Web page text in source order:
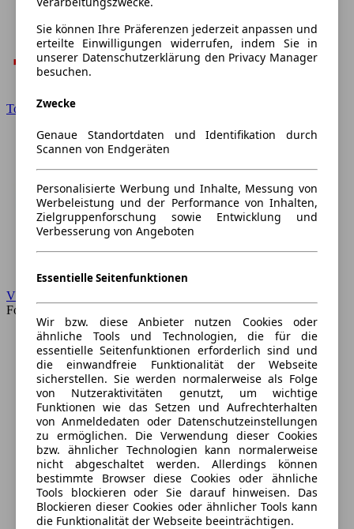
Toyota
VW
Forum
Sie können Ihre Präferenzen jederzeit anpassen und
erteilte Einwilligungen widerrufen, indem Sie in
unserer Datenschutzerklärung den Privacy Manager
besuchen.
Zwecke
Genaue Standortdaten und Identifikation durch
Scannen von Endgeräten
Personalisierte Werbung und Inhalte, Messung von
Werbeleistung und der Performance von Inhalten,
Zielgruppenforschung sowie Entwicklung und
Verbesserung von Angeboten
Essentielle Seitenfunktionen
Wir bzw. diese Anbieter nutzen Cookies oder
ähnliche Tools und Technologien, die für die
essentielle Seitenfunktionen erforderlich sind und
die einwandfreie Funktionalität der Webseite
sicherstellen. Sie werden normalerweise als Folge
von Nutzeraktivitäten genutzt, um wichtige
Funktionen wie das Setzen und Aufrechterhalten
von Anmeldedaten oder Datenschutzeinstellungen
zu ermöglichen. Die Verwendung dieser Cookies
bzw. ähnlicher Technologien kann normalerweise
nicht abgeschaltet werden. Allerdings können
bestimmte Browser diese Cookies oder ähnliche
Tools blockieren oder Sie darauf hinweisen. Das
Blockieren dieser Cookies oder ähnlicher Tools kann
die Funktionalität der Webseite beeinträchtigen.